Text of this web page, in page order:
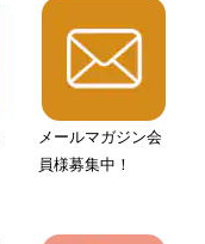
メールマガジン会
員様募集中！